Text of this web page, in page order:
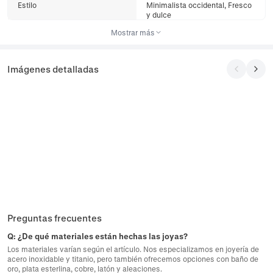
Estilo
Minimalista occidental, Fresco
y dulce
Mostrar más
Imágenes detalladas
Preguntas frecuentes
Q: ¿De qué materiales están hechas las joyas?
Los materiales varían según el artículo. Nos especializamos en joyería de
acero inoxidable y titanio, pero también ofrecemos opciones con baño de
oro, plata esterlina, cobre, latón y aleaciones.